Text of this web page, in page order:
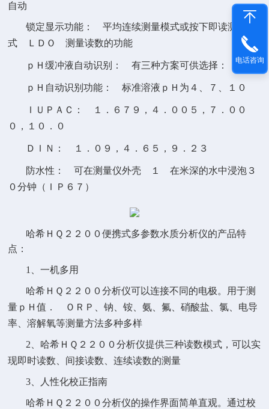
自动
锁定显示功能：
平均连续测量模式或按下即读测量模
式 ＬＤＯ测量读数的功能
ｐＨ缓冲液自动识别： 有三种方案可供选择：
ｐＨ 自动识别功能： 标准溶液 ｐＨ 为 ４ ７ １０
ＩＵＰＡＣ ： １．６７９ ， ４．００５ ，
７．００
０
， １０．０
ＤＩＮ ： １．０９ ， ４．６５ ， ９．２３
防水性： 可在测量仪外壳 １在米深的水中浸泡 ３
０分钟 （ＩＰ６７）
哈希ＨＱ２２００便携式多参数水质分析仪的产品特
点：
1、一机多用
哈希 ＨＱ２２００分析仪可以连接不同的电极。用于测
量 ｐＨ值 ． ＯＲＰ
、钠、铵、氨、氟、硝酸盐、氯、电导
率、溶解氧等测量方法多种多样
2、哈希 ＨＱ２２００分析仪提供三种读数模式，可以实
现即时读数、间接读数、连续读数的测量
3、人性化校正指南
哈希 ＨＱ２２００分析仪的操作界面简单直观。通过校
电话咨询